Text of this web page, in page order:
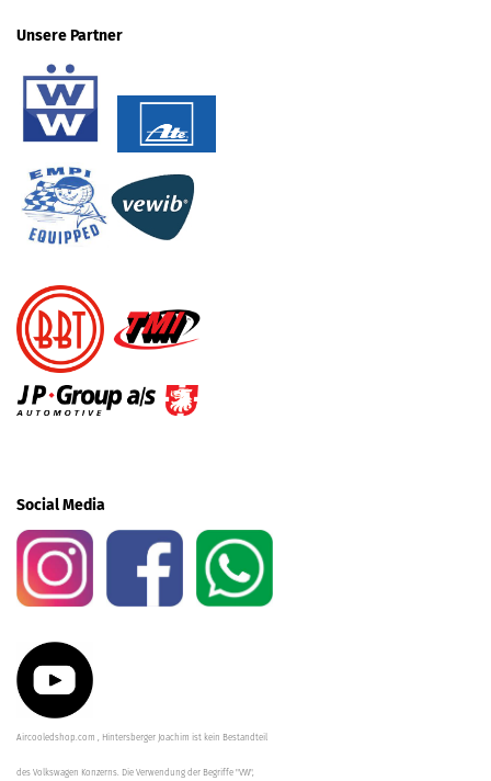
Unsere Partner
Social Media
Aircooledshop.com , Hintersberger Joachim ist kein Bestandteil
des Volkswagen Konzerns. Die Verwendung der Begriffe "VW",